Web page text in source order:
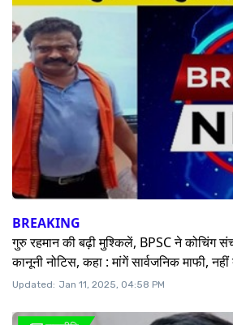
BREAKING
गुरु रहमान की बढ़ी मुश्किलें, BPSC ने कोचिंग
कानूनी नोटिस, कहा : मांगें सार्वजनिक माफी, नहीं
Updated: Jan 11, 2025, 04:58 PM